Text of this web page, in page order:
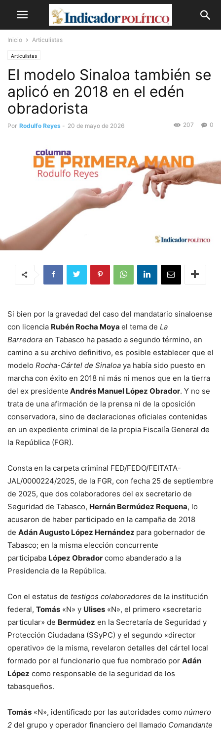
Inicio Articulistas
Articulistas
El modelo Sinaloa también se
aplicó en 2018 en el edén
obradorista
Por Rodulfo Reyes - 20 de mayo de 2026 0
207
Si bien por la gravedad del caso del mandatario sinaloense
con licencia Rubén Rocha Moya el tema de La
Barredora en Tabasco ha pasado a segundo término, en
camino a su archivo definitivo, es posible establecer que el
modelo Rocha-Cártel de Sinaloa ya había sido puesto en
marcha con éxito en 2018 ni más ni menos que en la tierra
del ex presidente Andrés Manuel López Obrador. Y no se
trata de una afirmación de la prensa ni de la oposición
conservadora, sino de declaraciones oficiales contenidas
en un expediente criminal de la propia Fiscalía General de
la República (FGR).
Consta en la carpeta criminal FED/FEDO/FEITATA-
JAL/0000224/2025, de la FGR, con fecha 25 de septiembre
de 2025, que dos colaboradores del ex secretario de
Seguridad de Tabasco, Hernán Bermúdez Requena, lo
acusaron de haber participado en la campaña de 2018
de Adán Augusto López Hernández para gobernador de
Tabasco; en la misma elección concurrente
participaba López Obrador como abanderado a la
Presidencia de la República.
Con el estatus de testigos colaboradores de la institución
federal, Tomás «N» y Ulises «N», el primero «secretario
particular» de Bermúdez en la Secretaría de Seguridad y
Protección Ciudadana (SSyPC) y el segundo «director
operativo» de la misma, revelaron detalles del cártel local
formado por el funcionario que fue nombrado por Adán
López como responsable de la seguridad de los
tabasqueños.
Tomás «N», identificado por las autoridades como número
2 del grupo y operador financiero del llamado Comandante